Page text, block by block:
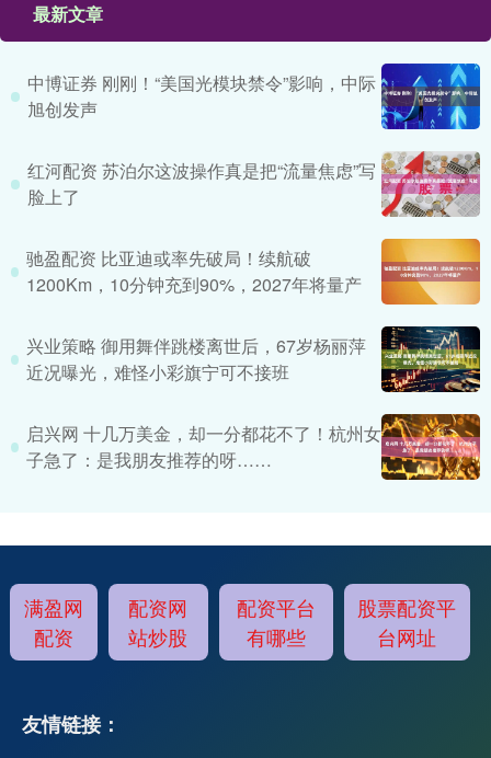
最新文章
中博证券 刚刚！“美国光模块禁令”影响，中际
旭创发声
红河配资 苏泊尔这波操作真是把“流量焦虑”写
脸上了
驰盈配资 比亚迪或率先破局！续航破
1200Km，10分钟充到90%，2027年将量产
兴业策略 御用舞伴跳楼离世后，67岁杨丽萍
近况曝光，难怪小彩旗宁可不接班
启兴网 十几万美金，却一分都花不了！杭州女
子急了：是我朋友推荐的呀……
满盈网
配资
配资网
站炒股
配资平台
有哪些
股票配资平
台网址
友情链接：